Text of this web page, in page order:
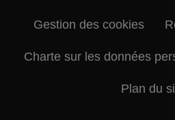
Gestion des cookies
Charte sur les données
Plan du